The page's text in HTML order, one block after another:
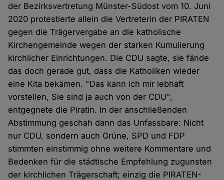
der Bezirksvertretung Münster-Südost vom 10. Juni
2020 protestierte allein die Vertreterin der PIRATEN
gegen die Trägervergabe an die katholische
Kirchengemeinde wegen der starken Kumulierung
kirchlicher Einrichtungen. Die CDU sagte, sie fände
das doch gerade gut, dass die Katholiken wieder
eine Kita bekämen. "Das kann ich mir lebhaft
vorstellen, Sie sind ja auch von der CDU",
entgegnete die Piratin. In der anschließenden
Abstimmung geschah dann das Unfassbare: Nicht
nur CDU, sondern auch Grüne, SPD und FDP
stimmten einstimmig ohne weitere Kommentare und
Bedenken für die städtische Empfehlung zugunsten
der kirchlichen Trägerschaft; einzig die PIRATEN-